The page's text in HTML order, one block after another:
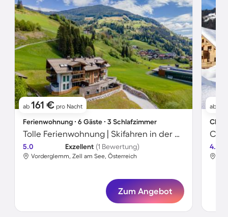
ab 161 € pro Nacht
Ferienwohnung ∙ 6 Gäste ∙ 3 Schlafzimmer
Tolle Ferienwohnung | Skifahren in der Nähe
5.0 Exzellent (1 Bewertung)
Vorderglemm, Zell am See, Österreich
Zum Angebot
ab
4.8